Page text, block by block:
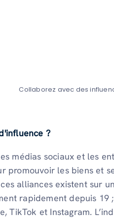
Collaborez avec des
?
médias sociaux et les
promouvoir les biens et
alliances existent sur
rapidement depuis
TikTok et Instagram.